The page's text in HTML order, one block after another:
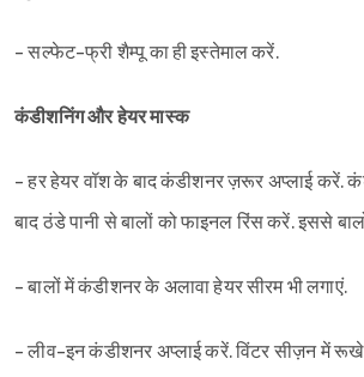
- सल्फेट-फ्री शैम्पू का ही इस्तेमाल करें.
कंडीशनिंग और हेयर मास्क
- हर हेयर वॉश के बाद कंडीशनर ज़रूर अप्लाई करें.
बाद ठंडे पानी से बालों को फाइनल रिंस करें. इससे
- बालों में कंडीशनर के अलावा हेयर सीरम भी लगाएं.
- लीव-इन कंडीशनर अप्लाई करें. विंटर सीज़न में